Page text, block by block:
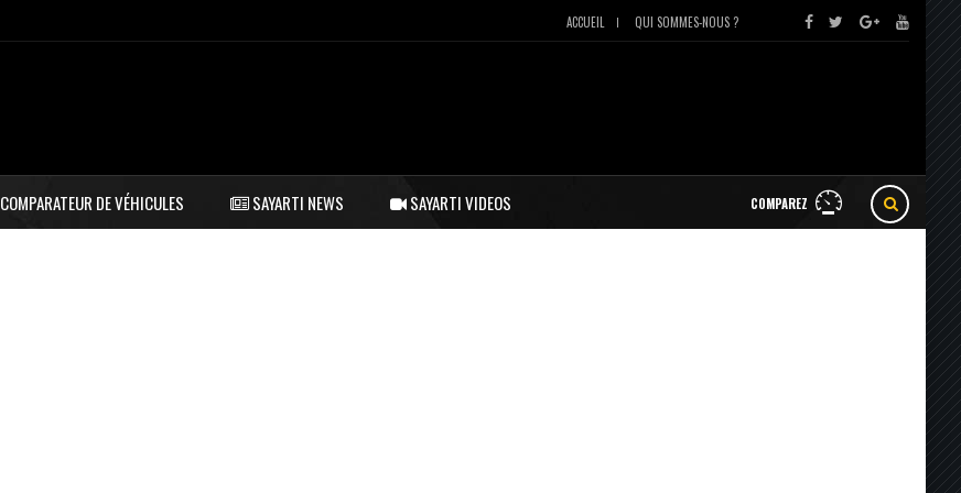
ACCUEIL QUI SOMMES-NOUS ?
COMPAREZ
COMPARATEUR DE VÉHICULES SAYARTI NEWS SAYARTI VIDEOS